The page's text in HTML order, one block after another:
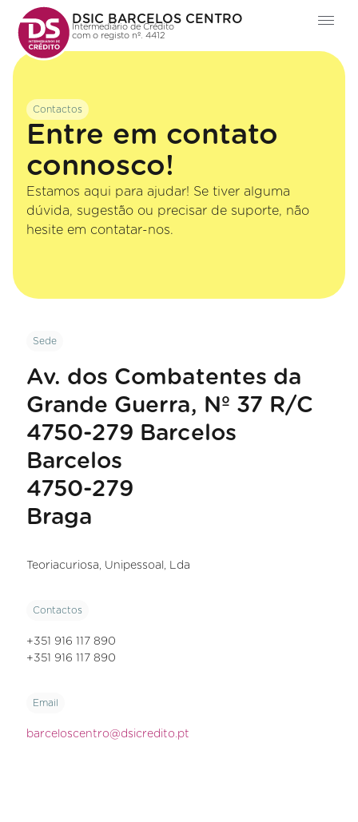
DSIC BARCELOS CENTRO
Intermediário de Crédito
com o registo nº. 4412
Contactos
Entre em contato
connosco!
Estamos aqui para ajudar! Se tiver alguma
dúvida, sugestão ou precisar de suporte, não
hesite em contatar-nos.
Sede
Av. dos Combatentes da
Grande Guerra, Nº 37 R/C
4750-279 Barcelos
Barcelos
4750-279
Braga
Teoriacuriosa, Unipessoal, Lda
Contactos
+351 916 117 890
+351 916 117 890
Email
barceloscentro@dsicredito.pt